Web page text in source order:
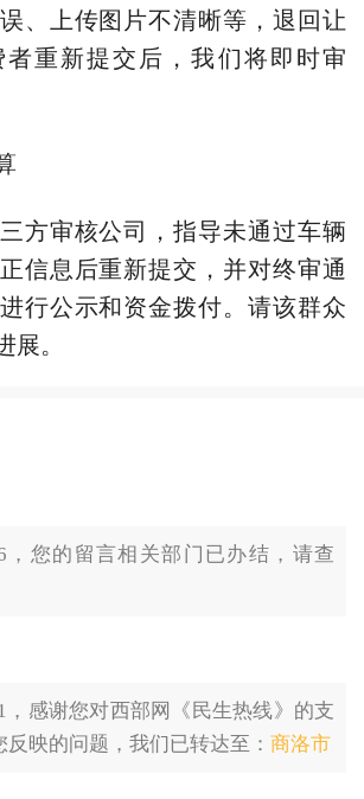
、上传图片不清晰等，退回让
重新提交后，我们将即时审
方审核公司，指导未通过车辆
信息后重新提交，并对终审通
行公示和资金拨付。请该群众
。
，您的留言相关部门已办结，请查
，感谢您对西部网《民生热线》的支
反映的问题，我们已转达至： 商洛市